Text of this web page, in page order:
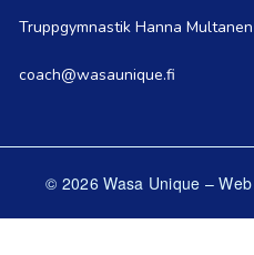
Truppgymnastik Hanna Multanen
coach@wasaunique.fi
© 2026 Wasa Unique –